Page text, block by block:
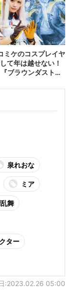
ミケのコスプレイヤ
て年は越せない！
『ブラウンダスト
泉れおな
ミア
舞
ター
:2023.02.26 05:00